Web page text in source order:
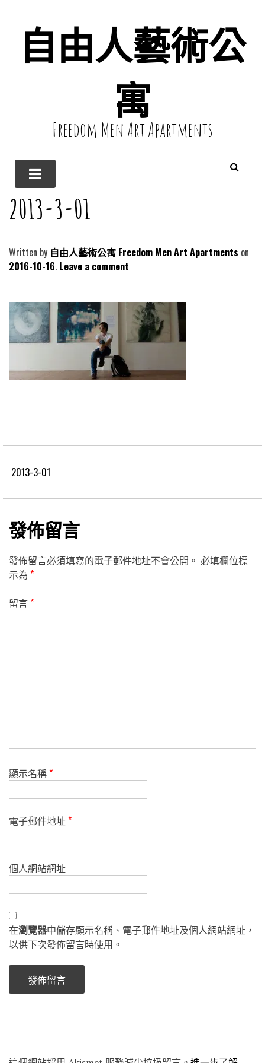
自由人藝術公
寓
Freedom Men Art Apartments
2013-3-01
Written by 自由人藝術公寓 Freedom Men Art Apartments
2016-10-16 Leave a comment
2013-3-01
發佈留言
發佈留言必須填寫的電子郵件地址不會公開。 必填欄位標
示為 *
留言*
顯示名稱*
電子郵件地址*
個人網站網址
在瀏覽器中儲存顯示名稱、電子郵件地址及個人網站網址，
以供下次發佈留言時使用。